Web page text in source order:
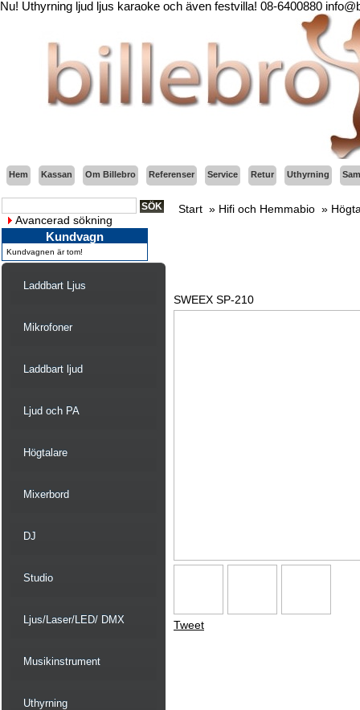
Nu! Uthyrning ljud ljus karaoke och även festvilla! 08-6400880
Hem Kassan Om Billebro Referenser Service Retur Uthyrning
Avancerad sökning
Kundvagn
Kundvagnen är tom!
Laddbart Ljus
Mikrofoner
Laddbart ljud
Ljud och PA
Högtalare
Mixerbord
DJ
Studio
Ljus/Laser/LED/ DMX
Musikinstrument
Uthyrning
Start » Hifi och Hemmabio »
SWEEX SP-210
Tweet